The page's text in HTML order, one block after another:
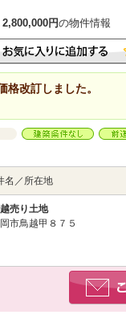
円の物件情報
格改訂しました。
名／所在地
売り土地
市鳥越甲８７５